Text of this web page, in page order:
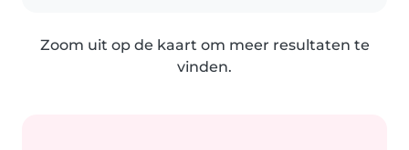
Zoom uit op de kaart om meer resultaten te
vinden.